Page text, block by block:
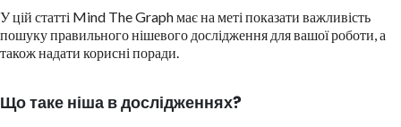
У цій статті Mind The Graph має на меті показати важливість
пошуку правильного нішевого дослідження для вашої роботи, а
також надати корисні поради.
Що таке ніша в дослідженнях?